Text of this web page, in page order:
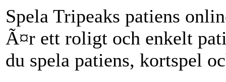
Spela Tripeaks patiens
Ã¤r ett roligt och enkelt
du spela patiens, kortspel